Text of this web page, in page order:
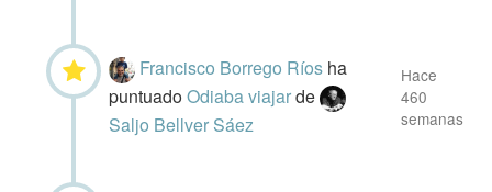
Francisco Borrego Ríos ha
puntuadoOdiaba viajarde
Saljo Bellver Sáez
Hace
460
semanas